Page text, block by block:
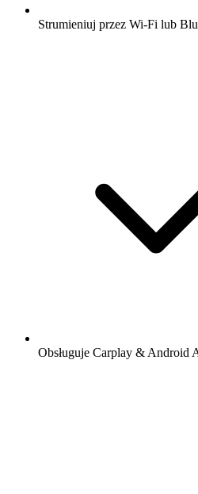
Strumieniuj przez Wi-Fi lub
Obsługuje Carplay & Android